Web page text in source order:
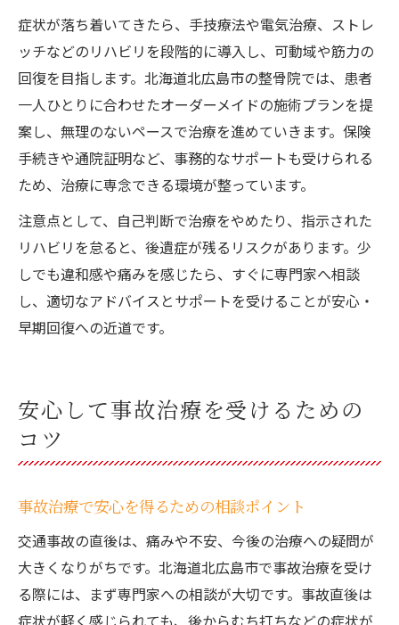
症状が落ち着いてきたら、手技療法や電気治療、ストレ
ッチなどのリハビリを段階的に導入し、可動域や筋力の
回復を目指します。北海道北広島市の整骨院では、患者
一人ひとりに合わせたオーダーメイドの施術プランを提
案し、無理のないペースで治療を進めていきます。保険
手続きや通院証明など、事務的なサポートも受けられる
ため、治療に専念できる環境が整っています。
注意点として、自己判断で治療をやめたり、指示された
リハビリを怠ると、後遺症が残るリスクがあります。少
しでも違和感や痛みを感じたら、すぐに専門家へ相談
し、適切なアドバイスとサポートを受けることが安心・
早期回復への近道です。
安心して事故治療を受けるための
コツ
事故治療で安心を得るための相談ポイント
交通事故の直後は、痛みや不安、今後の治療への疑問が
大きくなりがちです。北海道北広島市で事故治療を受け
る際には、まず専門家への相談が大切です。事故直後は
症状が軽く感じられても、後からむち打ちなどの症状が